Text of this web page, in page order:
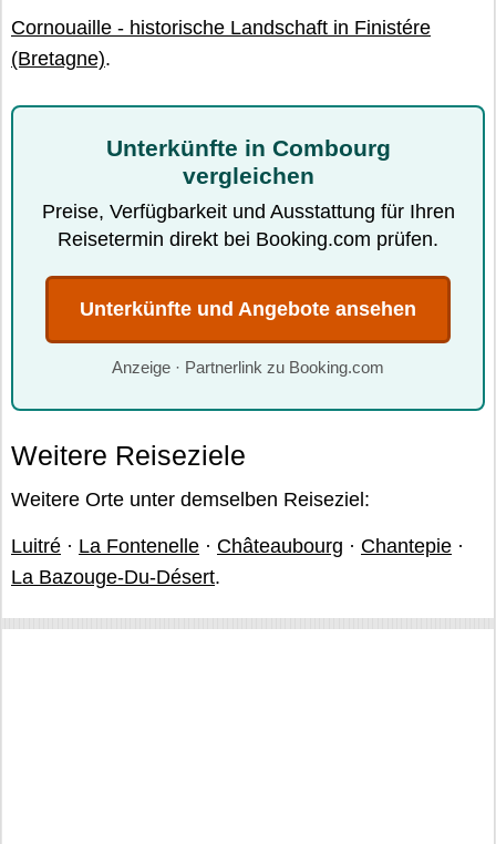
Cornouaille - historische Landschaft in Finistére
(Bretagne).
Unterkünfte in Combourg
vergleichen
Preise, Verfügbarkeit und Ausstattung für Ihren
Reisetermin direkt bei Booking.com prüfen.
Unterkünfte und Angebote ansehen
Anzeige · Partnerlink zu Booking.com
Weitere Reiseziele
Weitere Orte unter demselben Reiseziel:
Luitré · La Fontenelle · Châteaubourg · Chantepie ·
La Bazouge-Du-Désert.